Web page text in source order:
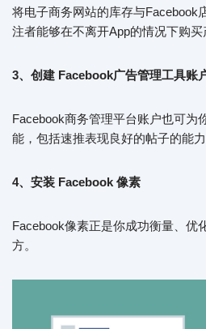
将电子商务网站的库存与Facebook
注者能够在不离开App的情况下购买
3、创建 Facebook广告管理工具账
Facebook商务管理平台账户也可为
能，包括速推表现良好的帖子的能力
4、安装 Facebook 像素
Facebook像素正是你成功衡量、优
方。